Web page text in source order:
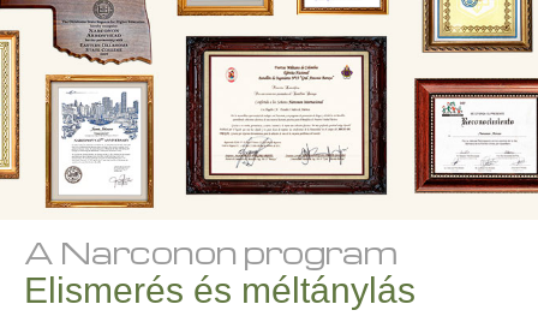
magyar
olasz
japán
Nederlands
norvég
Português
kínai
A Narconon program
Elismerés és méltánylás